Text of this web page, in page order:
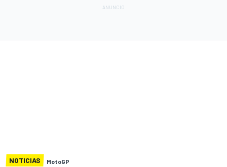
NOTICIAS MotoGP